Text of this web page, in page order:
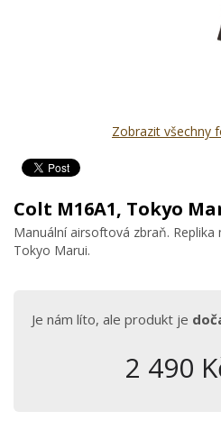
Zobrazit všechny
Colt M16A1, Tokyo
Manuální airsoftová zbraň.
Tokyo Marui.
Je nám líto, ale produkt je
2 490